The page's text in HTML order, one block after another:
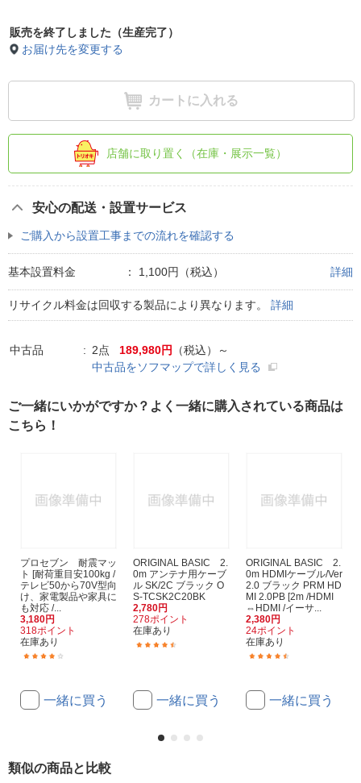
販売を終了しました（生産完了）
お届け先を変更する
カートに入れる
店舗に取り置く（在庫・展示一覧）
安心の配送・設置サービス
ご購入から設置工事までの流れを確認する
基本設置料金 ： 1,100円（税込） 詳細
リサイクル料金は回収する製品により異なります。 詳細
中古品 2点 189,980円
（税込）～
中古品をソフマップで詳しく見る
ご一緒にいかがですか？よく一緒に購入されている商品は
こちら！
プロセブン 耐震マッ
ト [耐荷重目安100kg /
テレビ50から70V型向
け、家電製品や家具に
も対応 /...
3,180円
318ポイント
在庫あり
一緒に買う
ORIGINAL BASIC 2.
0m アンテナ用ケーブ
ル SK/2C ブラック O
S-TCSK2C20BK
2,780円
278ポイント
在庫あり
一緒に買う
ORIGINAL BASIC 2.
0m HDMIケーブル/Ver
2.0 ブラック PRM HD
MI 2.0PB [2m /HDMI
⇔HDMI /イーサ...
2,380円
24ポイント
在庫あり
一緒に買う
類似の商品と比較